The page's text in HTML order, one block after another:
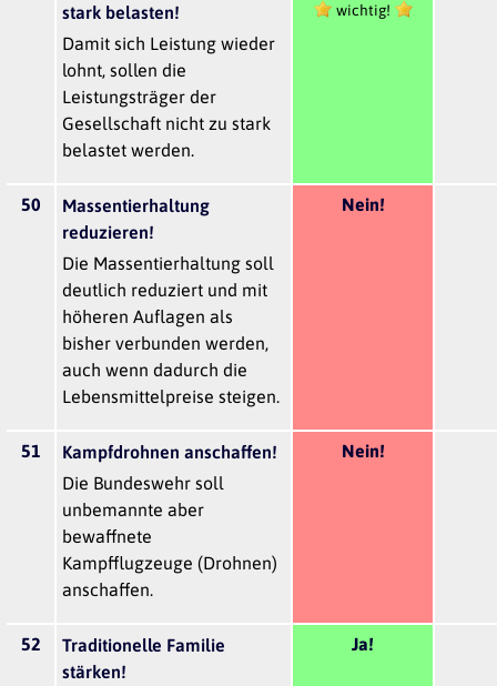
stark belasten!
Damit sich Leistung wieder
lohnt, sollen die
Leistungsträger der
Gesellschaft nicht zu stark
belastet werden.
wichtig!
50
Massentierhaltung
reduzieren!
Die Massentierhaltung soll
deutlich reduziert und mit
höheren Auflagen als
bisher verbunden werden,
auch wenn dadurch die
Lebensmittelpreise steigen.
Nein!
51
Kampfdrohnen anschaffen!
Die Bundeswehr soll
unbemannte aber
bewaffnete
Kampfflugzeuge (Drohnen)
anschaffen.
Nein!
52
Traditionelle Familie
stärken!
Ja!